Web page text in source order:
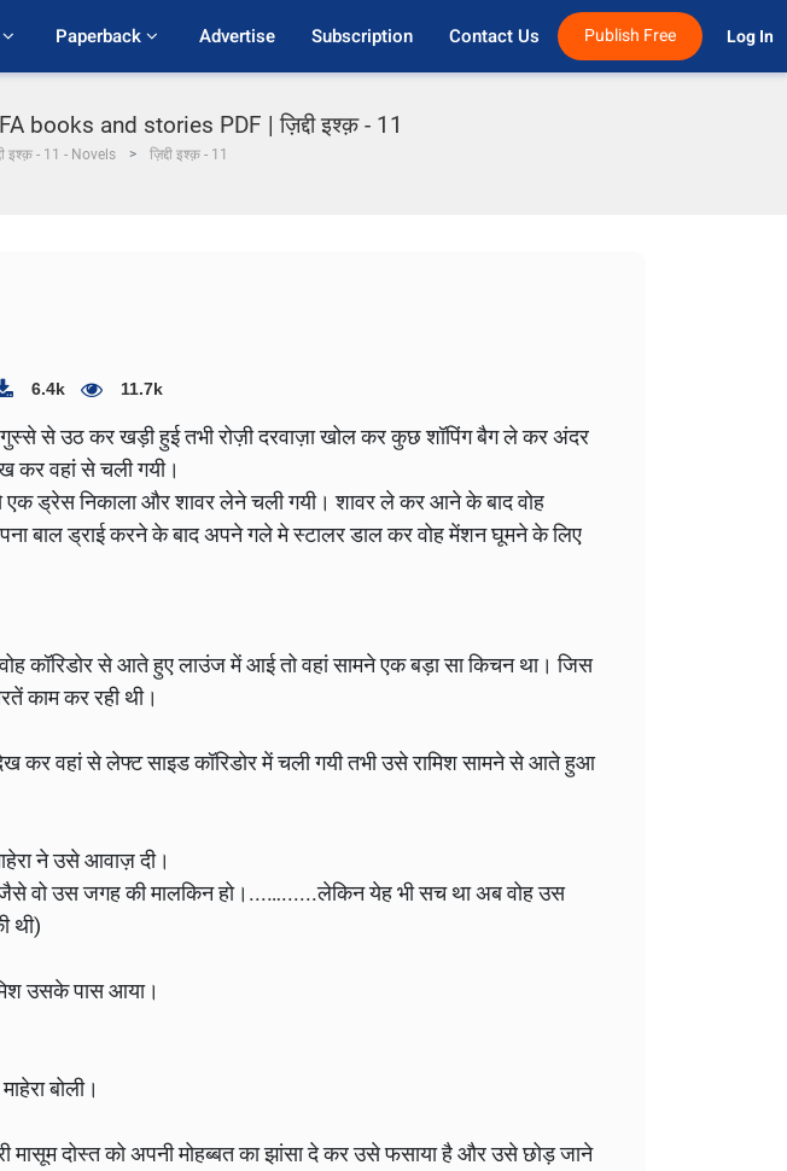
Paperback Advertise Subscription Contact Us Publish Free Log In
books and stories PDF | ज़िद्दी इश्क़ - 11
इश्क़ - 11 - Novels ज़िद्दी इश्क़ - 11
6.4k 11.7k
से उठ कर खड़ी हुई तभी रोज़ी दरवाज़ा खोल कर कुछ शॉपिंग बैग ले कर अंदर
कर वहां से चली गयी।
एक ड्रेस निकाला और शावर लेने चली गयी। शावर ले कर आने के बाद वोह
बाल ड्राई करने के बाद अपने गले मे स्टालर डाल कर वोह मेंशन घूमने के लिए
कॉरिडोर से आते हुए लाउंज में आई तो वहां सामने एक बड़ा सा किचन था। जिस
काम कर रही थी।
कर वहां से लेफ्ट साइड कॉरिडोर में चली गयी तभी उसे रामिश सामने से आते हुआ
ने उसे आवाज़ दी।
जैसे वो उस जगह की मालकिन हो।...…......लेकिन येह भी सच था अब वोह उस
थी)
उसके पास आया।
बोली।
मासूम दोस्त को अपनी मोहब्बत का झांसा दे कर उसे फसाया है और उसे छोड़ जाने